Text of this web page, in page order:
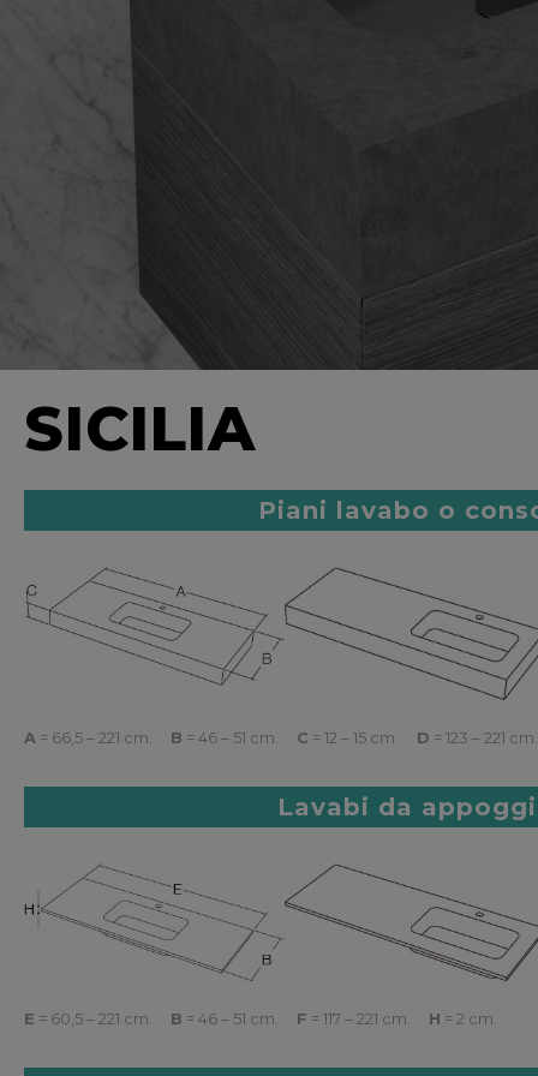
SICILIA
Piani lavabo o
A = 66,5 – 221 cm. B = 46 – 51 cm. C = 12 – 15 cm. D = 123 – 221 cm.
Lavabi da
E = 60,5 – 221 cm. B = 46 – 51 cm. F = 117 – 221 cm. H = 2 cm.